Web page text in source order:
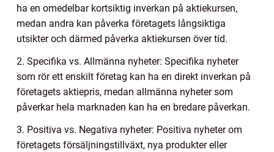
ha en omedelbar kortsiktig inverkan på aktiekursen,
medan andra kan påverka företagets långsiktiga
utsikter och därmed påverka aktiekursen över tid.
2. Specifika vs. Allmänna nyheter: Specifika nyheter
som rör ett enskilt företag kan ha en direkt inverkan på
företagets aktiepris, medan allmänna nyheter som
påverkar hela marknaden kan ha en bredare påverkan.
3. Positiva vs. Negativa nyheter: Positiva nyheter om
företagets försäljningstillväxt, nya produkter eller